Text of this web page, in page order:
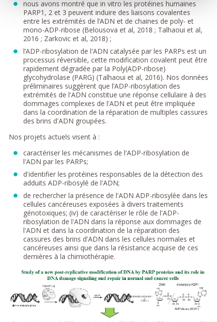
nous avons montré que in vitro les protéines humaines
PARP1, 2 et 3 peuvent induire des liaisons covalentes
entre les extrémités de l’ADN et de chaines de poly- et
mono-ADP-ribose (Belousova et al, 2018 ; Talhaoui et al,
2016 ; Zarkovic et al, 2018) ;
l’ADP-ribosylation de l'ADN catalysée par les PARPs est un
processus réversible, cette modification covalent peut être
rapidement dégradée par la Poly(ADP-ribose)
glycohydrolase (PARG) (Talhaoui et al, 2016). Nos données
préliminaires suggèrent que l’ADP-ribosylation des
extrémités de l'ADN constitue une réponse cellulaire à des
dommages complexes de l'ADN et peut être impliquée
dans la coordination de la réparation de multiples cassures
des brins d'ADN groupées.
Nos projets actuels visent à :
caractériser les mécanismes de l'ADP-ribosylation de
l'ADN par les PARPs;
d'identifier les protéines responsables de la détection des
adduits ADP-ribosylé de l'ADN;
de rechercher la présence de l'ADN ADP-ribosylée dans les
cellules cancéreuses exposées à divers traitements
génotoxiques; (iv) de caractériser le rôle de l'ADP-
ribosylation de l'ADN dans la réponse aux dommages de
l'ADN et dans la coordination de la réparation des
cassures des brins d'ADN dans les cellules normales et
cancéreuses ainsi que dans la résistance acquise de ces
dernières à la chimiothérapie.